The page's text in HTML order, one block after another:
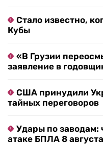
Стало известно,
Кубы
«В Грузии
заявление в
США принудили
тайных переговоров
Удары по заводам:
атаке БПЛА 8 августа